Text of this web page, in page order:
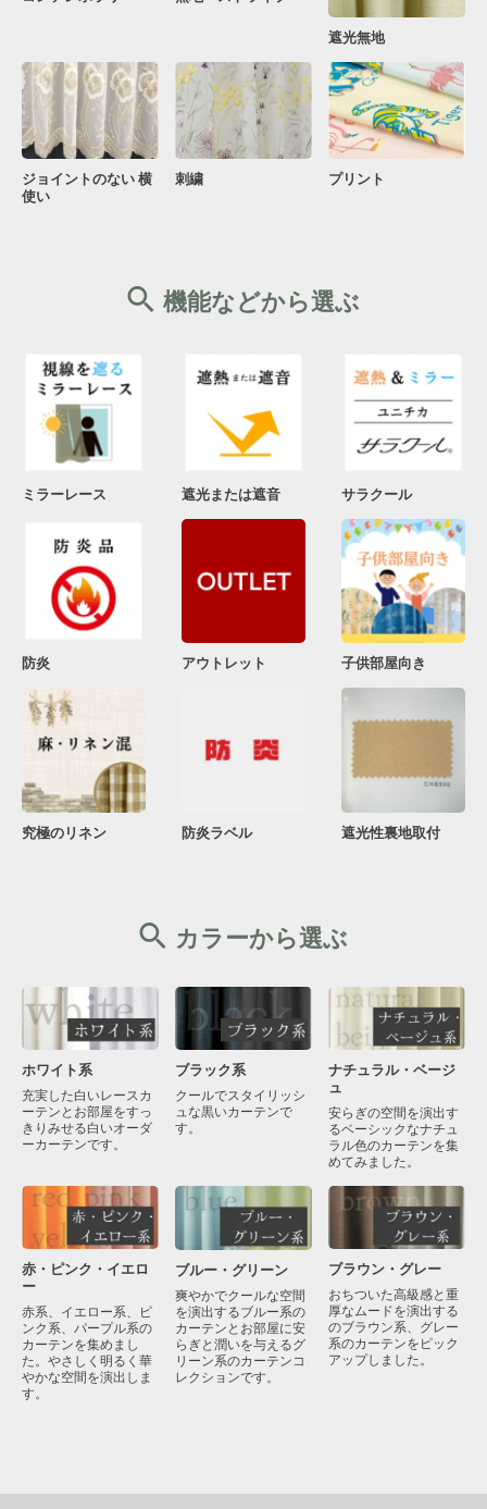
遮光無地
ジョイントのない 横
使い
刺繍 プリント
機能などから選ぶ
ミラーレース 遮光または遮音 サラクール
防炎 アウトレット 子供部屋向き
究極のリネン 防炎ラベル 遮光性裏地取付
カラーから選ぶ
ホワイト系
充実した白いレースカ
ーテンとお部屋をすっ
きりみせる白いオーダ
ーカーテンです。
ブラック系
クールでスタイリッシ
ュな黒いカーテンで
す。
ナチュラル・ベージ
ュ
安らぎの空間を演出す
るベーシックなナチュ
ラル色のカーテンを集
めてみました。
赤・ピンク・イエロ
ー
赤系、イエロー系、ピ
ンク系、パープル系の
カーテンを集めまし
た。やさしく明るく華
やかな空間を演出しま
す。
ブルー・グリーン
爽やかでクールな空間
を演出するブルー系の
カーテンとお部屋に安
らぎと潤いを与えるグ
リーン系のカーテンコ
レクションです。
ブラウン・グレー
おちついた高級感と重
厚なムードを演出する
のブラウン系、グレー
系のカーテンをピック
アップしました。